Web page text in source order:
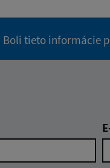
Boli tieto informácie